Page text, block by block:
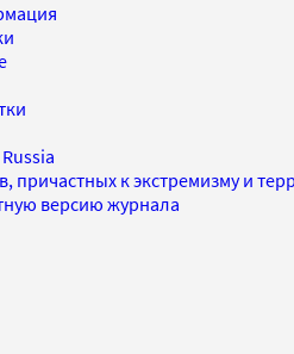
причастных к экстремизму и
версию журнала